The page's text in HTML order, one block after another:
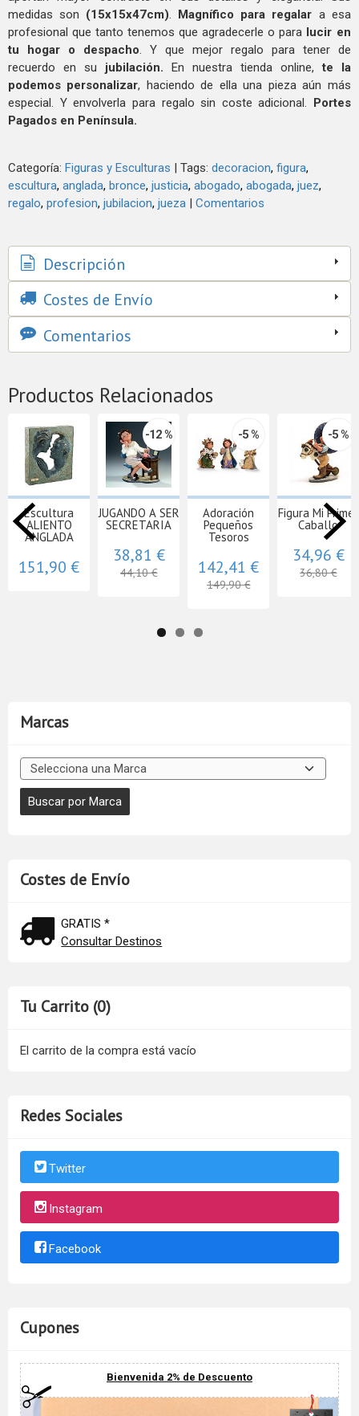
Marcas
Costes de Envío
GRATIS *
Consultar Destinos
Tu Carrito (0)
El carrito de la compra está vacío
Redes Sociales
Twitter
Instagram
Facebook
Cupones
Bienvenida 2% de Descuento
medidas son (15x15x47cm) Magnífico para regalar a esa
profesional que tanto tenemos que agradecerle o para lucir en
tu hogar o despacho
recuerdo en su
jubilación. En nuestra tienda online,te la
podemos personalizar, haciendo de ella una pieza aún más
especial. Y envolverla para regalo sin coste adicional. Portes
Pagados en Península.
Categoría: Figuras y Esculturas | Tags: decoracion figura
escultura anglada bronce justicia abogado abogada juez
regalo profesion jubilacion jueza | Comentarios
Descripción
Costes de Envío
Comentarios
Productos Relacionados
Escultura
ALIENTO
ANGLADA
151,90 €
-12 %
JUGANDO A SER
SECRETARIA
38,81 €
44,10 €
-5 %
Adoración
Pequeños
Tesoros
142,41 €
149,90 €
-5 %
Figura Mi Primer
Caballo
34,96 €
36,80 €